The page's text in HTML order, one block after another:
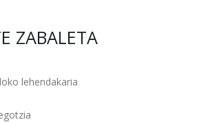
ZABALETA
lehendakaria